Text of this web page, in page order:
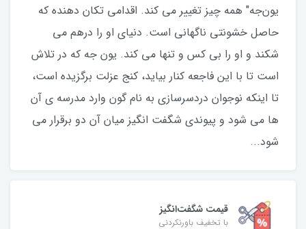
یون‌جه" همه چیز تغییر می کند. اقدامی تکان دهنده که
حاصل خشونتی ناگهانی است. دنیای او را درهم می
شکند و او را بی کس و تنها می کند. یون جه که در تلاش
است تا با این فاجعه کنار بیاید، کنج عزلت برگزیده است،
تا اینکه نوجوان دردسرسازی به نام گون وارد مدرسه ی آن
ها می شود و پیوندی شگفت انگیز میان آن دو برقرار می
شود...
قیمت شگفت‌انگیز
با تخفیف باورنکردنی